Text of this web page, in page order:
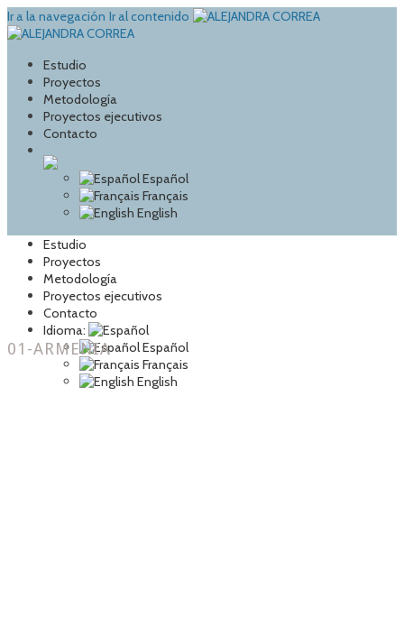
Ir a la navegación Ir al contenido
Estudio
Proyectos
Metodología
Proyectos ejecutivos
Contacto
Español
Français
English
Estudio
Proyectos
Metodología
Proyectos ejecutivos
Contacto
Idioma:
Español
Français
English
01-ARMENIA